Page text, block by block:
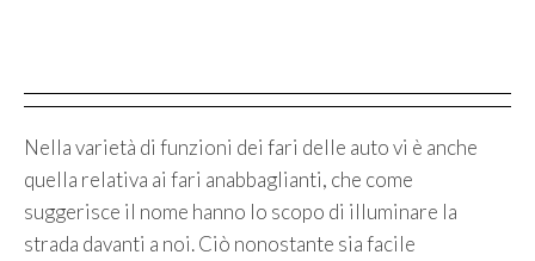
Nella varietà di funzioni dei fari delle auto vi è anche
quella relativa ai fari anabbaglianti, che come
suggerisce il nome hanno lo scopo di illuminare la
strada davanti a noi. Ciò nonostante sia facile